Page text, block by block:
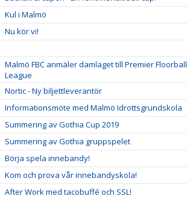
Kul i Malmö
Nu kör vi!
Malmö FBC anmäler damlaget till Premier Floorball
League
Nortic - Ny biljettleverantör
Informationsmöte med Malmö Idrottsgrundskola
Summering av Gothia Cup 2019
Summering av Gothia gruppspelet
Börja spela innebandy!
Kom och prova vår innebandyskola!
After Work med tacobuffé och SSL!